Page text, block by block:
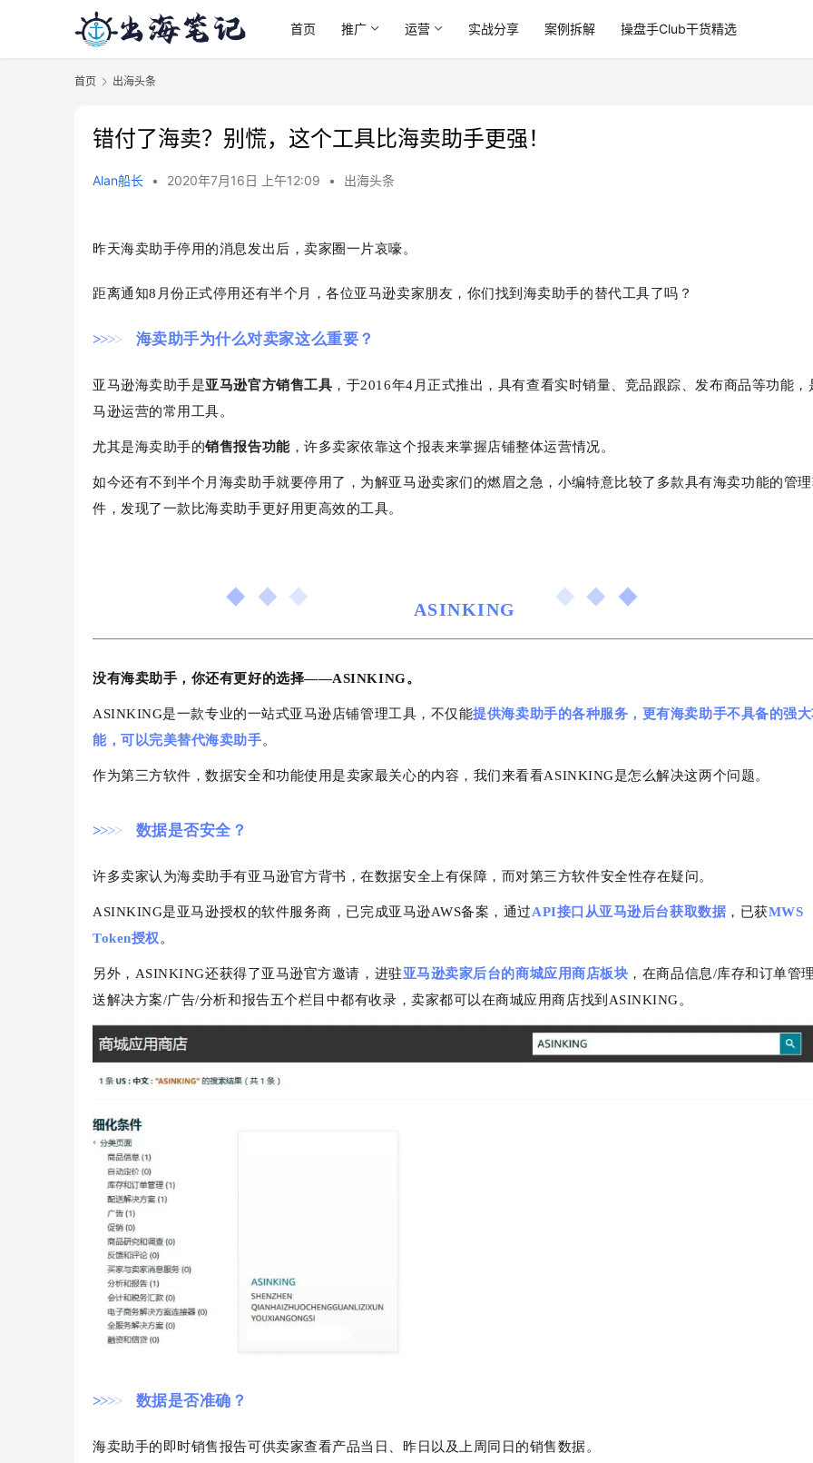
首页 推广 运营 实战分享 案例拆解 操盘手Club干货精选
首页 出海头条
错付了海卖？别慌，这个工具比海卖助手更强！
Alan船长 • 2020年7月16日 上午12:09 • 出海头条
昨天海卖助手停用的消息发出后，卖家圈一片哀嚎。
距离通知8月份正式停用还有半个月，各位亚马逊卖家朋友，你们找到海卖助手的替代工具了吗？
>>>> 海卖助手为什么对卖家这么重要？
亚马逊海卖助手是亚马逊官方销售工具 ，于2016年4月正式推出，具有查看实时销量、竞品跟踪、发布商品等功能，
马逊运营的常用工具。
尤其是海卖助手的销售报告功能，许多卖家依靠这个报表来掌握店铺整体运营情况。
如今还有不到半个月海卖助手就要停用了，为解亚马逊卖家们的燃眉之急，小编特意比较了多款具有海卖功能的管
件，发现了一款比海卖助手更好用更高效的工具。
ASINKING
没有海卖助手，你还有更好的选择——ASINKING。
ASINKING是一款专业的一站式亚马逊店铺管理工具，不仅能提供海卖助手的各种服务，更有海卖助手不具备的强
能，可以完美替代海卖助手。
作为第三方软件，数据安全和功能使用是卖家最关心的内容，我们来看看ASINKING是怎么解决这两个问题。
>>>> 数据是否安全？
许多卖家认为海卖助手有亚马逊官方背书，在数据安全上有保障，而对第三方软件安全性存在疑问。
ASINKING是亚马逊授权的软件服务商，已完成亚马逊AWS备案，通过API接口从亚马逊后台获取数据 ，已获MWS
Token授权 。
另外，ASINKING还获得了亚马逊官方邀请，进驻亚马逊卖家后台的商城应用商店板块 ，在商品信息/库存和订单管
送解决方案/广告/分析和报告五个栏目中都有收录，卖家都可以在商城应用商店找到ASINKING。
>>>> 数据是否准确？
海卖助手的即时销售报告可供卖家查看产品当日、昨日以及上周同日的销售数据。